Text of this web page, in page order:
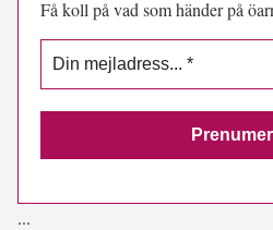
Få koll på vad som händer på
...